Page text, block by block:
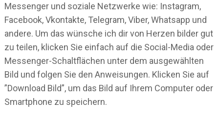
Messenger und soziale Netzwerke wie: Instagram,
Facebook, Vkontakte, Telegram, Viber, Whatsapp und
andere. Um das wünsche ich dir von Herzen bilder gut
zu teilen, klicken Sie einfach auf die Social-Media oder
Messenger-Schaltflächen unter dem ausgewählten
Bild und folgen Sie den Anweisungen. Klicken Sie auf
”Download Bild”, um das Bild auf Ihrem Computer oder
Smartphone zu speichern.